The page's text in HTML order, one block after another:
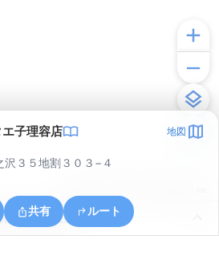
エ子理容店 地図
３５地割３０３−４
共有 ルート
町大沓３６地割